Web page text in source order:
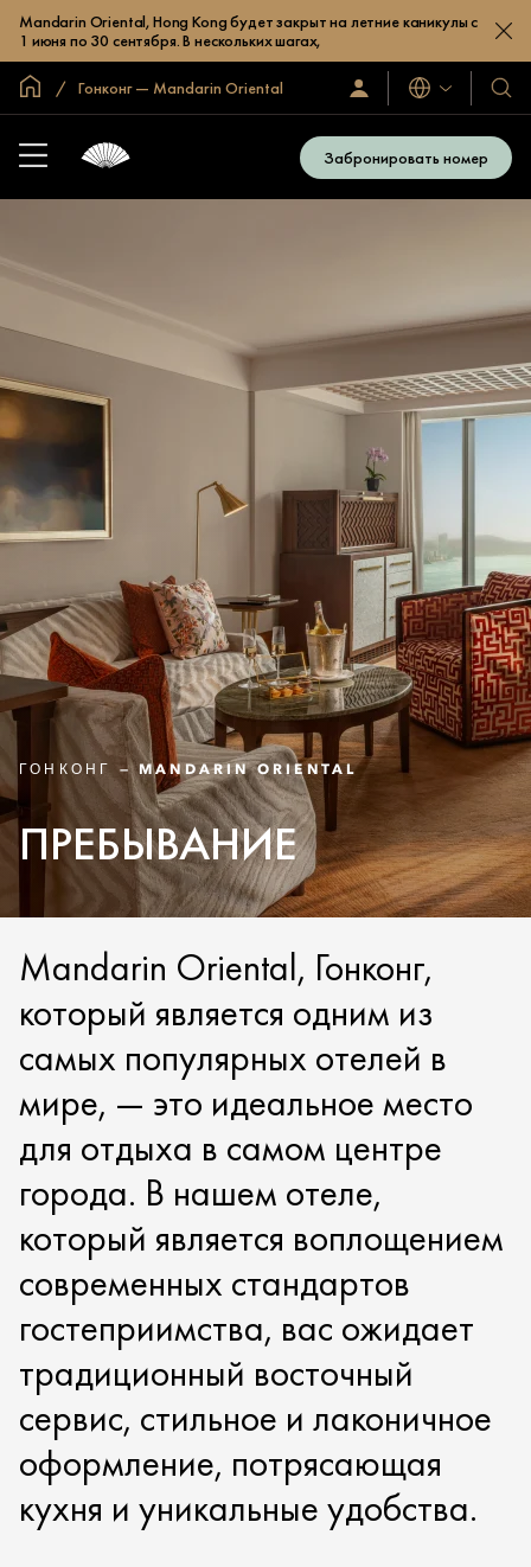
Mandarin Oriental, Hong Kong будет закрыт на летние каникулы с
1 июня по 30 сентября. В нескольких шагах,
ГлавнаяГонконг — Mandarin Oriental
Войти/
зарегистрироваться
Языки
Наши
отели
Забронировать номер
ГОНКОНГ — MANDARIN ORIENTAL
ПРЕБЫВАНИЕ
Mandarin Oriental, Гонконг,
который является одним из
самых популярных отелей в
мире, — это идеальное место
для отдыха в самом центре
города. В нашем отеле,
который является воплощением
современных стандартов
гостеприимства, вас ожидает
традиционный восточный
сервис, стильное и лаконичное
оформление, потрясающая
кухня и уникальные удобства.